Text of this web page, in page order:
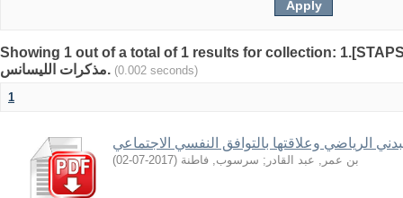
Showing 1 out of a total of 1 results for collection:
مذكرات الليسانس.
(0.002 seconds)
1
الرياضي وعلاقتها بالتوافق النفسي الاجتماعي
بن عمر, عبد القادر ; سرسوب, فاطنة (
2017-07-02
)